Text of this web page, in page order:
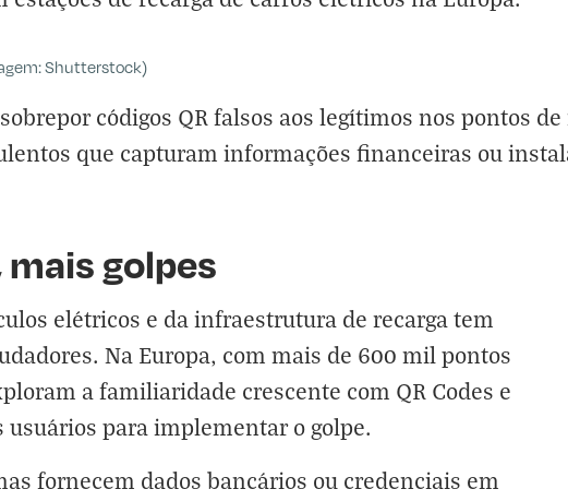
Shutterstock)
códigos QR falsos aos legítimos nos pontos
que capturam informações financeiras ou
golpes
elétricos e da infraestrutura de recarga tem
Na Europa, com mais de 600 mil pontos
a familiaridade crescente com QR Codes e
para implementar o golpe.
fornecem dados bancários ou credenciais em